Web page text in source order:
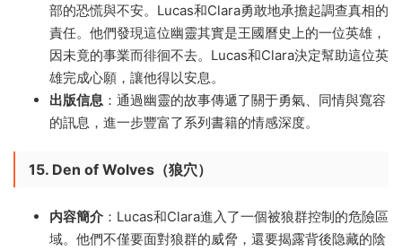
部的恐慌與不安。Lucas和Clara勇敢地承擔起調查真相的
責任。他們發現這位幽靈其實是王國曆史上的一位英雄，
因未竟的事業而徘徊不去。Lucas和Clara決定幫助這位英
雄完成心願，讓他得以安息。
出版信息 ：通過幽靈的故事傳遞了關于勇氣、同情與寬容
的訊息，進一步豐富了系列書籍的情感深度。
15. Den of Wolves（狼穴）
内容簡介 ：Lucas和Clara進入了一個被狼群控制的危險區
域。他們不僅要面對狼群的威脅，還要揭露背後隐藏的陰